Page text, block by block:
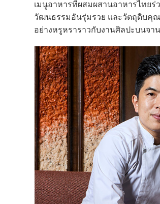
เมนูอาหารที่ผสมผสานอาหารไทยร่
วัฒนธรรมอันรุ่มรวย และวัตถุดิบคุ
อย่างหรูหราราวกับงานศิลปะบนจา